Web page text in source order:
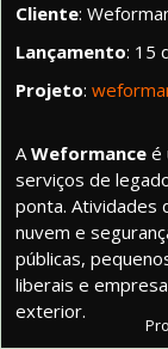
Cliente:
Lançamento: 15
Projeto:
AWeformance é
serviços de
ponta. Atividades
nuvem e
públicas,
liberais e
exterior.